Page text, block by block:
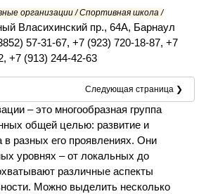
организации / Спортивная школа /
Власихинский пр., 64А, Барнаул
57-31-67, +7 (923) 720-18-87, +7
+7 (913) 244-42-63
Следующая страница ❯
– это многообразная группа
общей целью: развитие и
в разных его проявлениях. Они
уровнях – от локальных до
различные аспекты
Можно выделить несколько